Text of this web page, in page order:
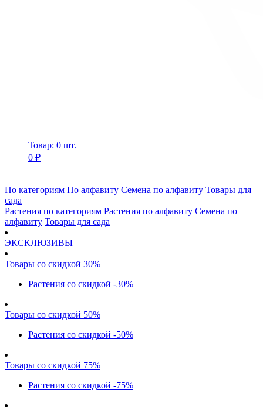
Товар: 0 шт.
0 ₽
По категориям По алфавиту Семена по алфавиту Товары для
сада
Растения по категориям Растения по алфавиту Семена по
алфавиту Товары для сада
ЭКСКЛЮЗИВЫ
Товары со скидкой 30%
Растения со скидкой -30%
Товары со скидкой 50%
Растения со скидкой -50%
Товары со скидкой 75%
Растения со скидкой -75%